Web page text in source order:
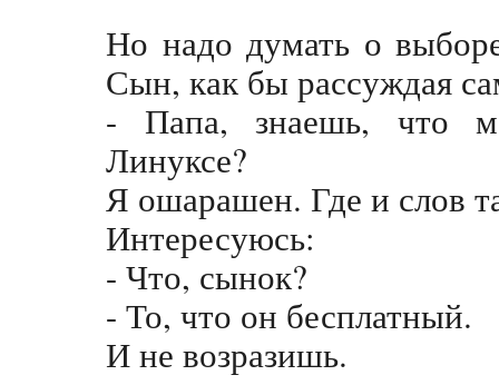
Но надо думать о
Сын, как бы рассуждая
- Папа, знаешь, что
Линуксе?
Я ошарашен. Где и слов
Интересуюсь:
- Что, сынок?
- То, что он бесплатный.
И не возразишь.